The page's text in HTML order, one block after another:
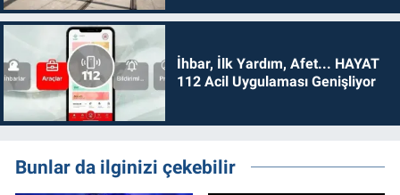
İhbar, İlk Yardım, Afet... HAYAT
112 Acil Uygulaması Genişliyor
Bunlar da ilginizi çekebilir